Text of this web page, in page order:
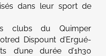
dans leur sport de
clubs du Quimper
Dispount d’Ergué-
d’une durée d’1h30